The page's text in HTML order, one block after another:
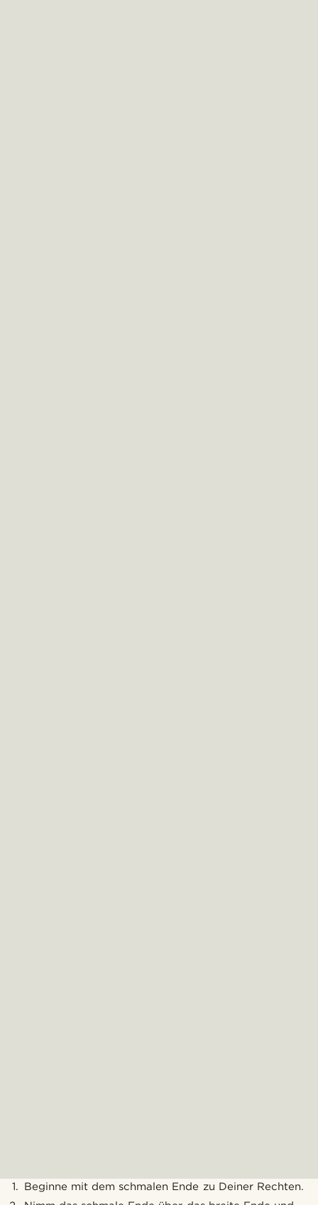
Beginne mit dem schmalen Ende zu Deiner Rechten.